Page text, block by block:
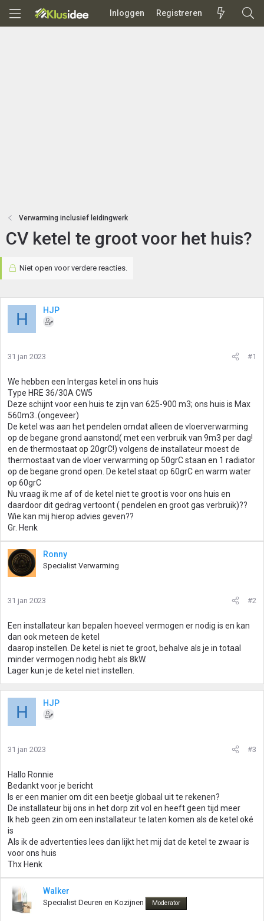
Inloggen Registreren
Verwarming inclusief leidingwerk
CV ketel te groot voor het huis?
Niet open voor verdere reacties.
H HJP
31 jan 2023 #1
We hebben een Intergas ketel in ons huis
Type HRE 36/30A CW5
Deze schijnt voor een huis te zijn van 625-900 m3; ons huis is Max
560m3..(ongeveer)
De ketel was aan het pendelen omdat alleen de vloerverwarming
op de begane grond aanstond( met een verbruik van 9m3 per dag!
en de thermostaat op 20grC!) volgens de installateur moest de
thermostaat van de vloer verwarming op 50grC staan en 1 radiator
op de begane grond open. De ketel staat op 60grC en warm water
op 60grC
Nu vraag ik me af of de ketel niet te groot is voor ons huis en
daardoor dit gedrag vertoont ( pendelen en groot gas verbruik)??
Wie kan mij hierop advies geven??
Gr. Henk
Ronny
Specialist Verwarming
31 jan 2023 #2
Een installateur kan bepalen hoeveel vermogen er nodig is en kan
dan ook meteen de ketel
daarop instellen. De ketel is niet te groot, behalve als je in totaal
minder vermogen nodig hebt als 8kW.
Lager kun je de ketel niet instellen.
H HJP
31 jan 2023 #3
Hallo Ronnie
Bedankt voor je bericht
Is er een manier om dit een beetje globaal uit te rekenen?
De installateur bij ons in het dorp zit vol en heeft geen tijd meer
Ik heb geen zin om een installateur te laten komen als de ketel oké
is
Als ik de advertenties lees dan lijkt het mij dat de ketel te zwaar is
voor ons huis
Thx Henk
Walker
Specialist Deuren en Kozijnen Moderator